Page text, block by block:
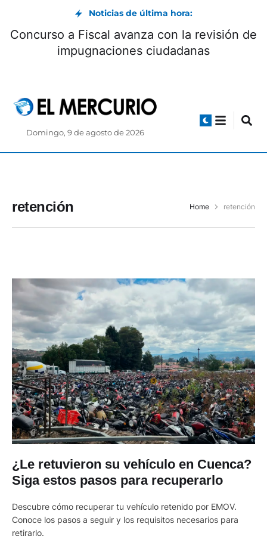
Noticias de última hora:
Concurso a Fiscal avanza con la revisión de
impugnaciones ciudadanas
Domingo, 9 de agosto de 2026
retención Home retención
¿Le retuvieron su vehículo en Cuenca?
Siga estos pasos para recuperarlo
Descubre cómo recuperar tu vehículo retenido por EMOV.
Conoce los pasos a seguir y los requisitos necesarios para
retirarlo.